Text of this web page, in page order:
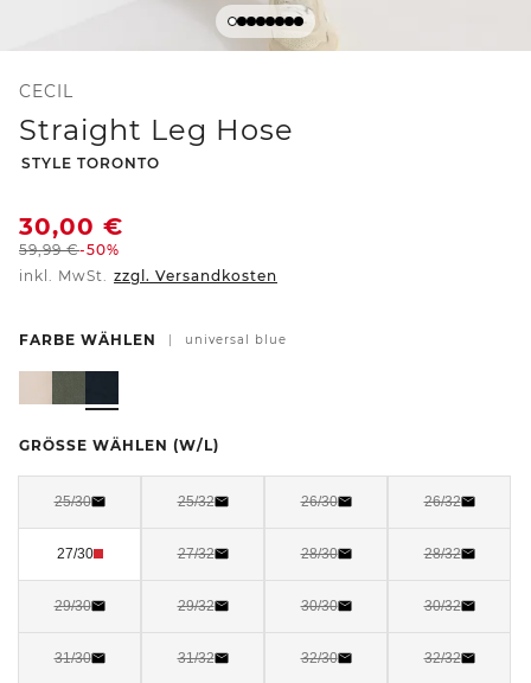
CECIL
Straight Leg Hose
-
STYLE TORONTO
30,00 €
59,99€-50%
inkl. MwSt. zzgl. Versandkosten
FARBE WÄHLEN universal blue
GRÖSSE WÄHLEN (W/L)
25/30 25/32 26/30 26/32
27/30 27/32 28/30 28/32
29/30 29/32 30/30 30/32
31/30 31/32 32/30 32/32